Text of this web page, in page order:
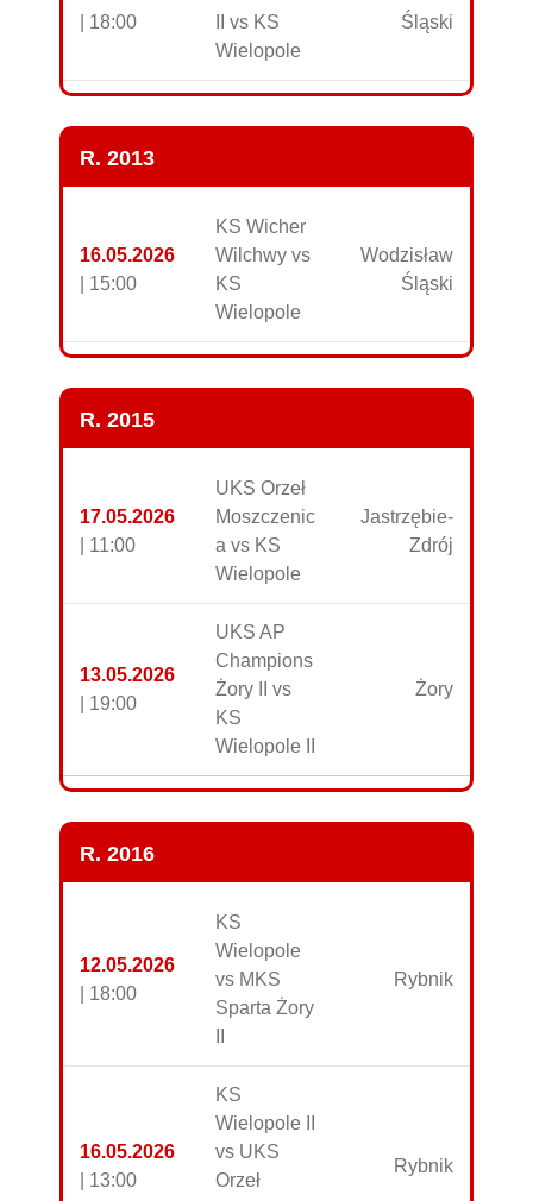
| 18:00
II vs KS
Wielopole
Śląski
R. 2013
16.05.2026
| 15:00
KS Wicher
Wilchwy vs
KS
Wielopole
Wodzisław
Śląski
R. 2015
17.05.2026
| 11:00
UKS Orzeł
Moszczenic
a vs KS
Wielopole
Jastrzębie-
Zdrój
13.05.2026
| 19:00
UKS AP
Champions
Żory II vs
KS
Wielopole II
Żory
R. 2016
12.05.2026
| 18:00
KS
Wielopole
vs MKS
Sparta Żory
Rybnik
16.05.2026
| 13:00
KS
Wielopole II
vs UKS
Orzeł
Rybnik